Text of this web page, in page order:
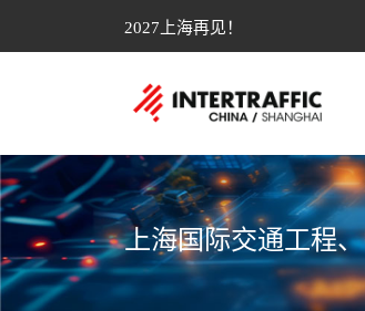
2027上海再见！
上海国际交通工程